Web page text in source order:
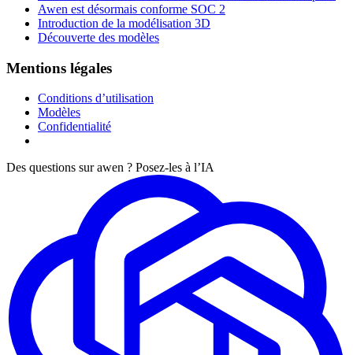
Awen est désormais conforme SOC 2
Introduction de la modélisation 3D
Découverte des modèles
Mentions légales
Conditions d’utilisation
Modèles
Confidentialité
Des questions sur awen ? Posez-les à l’IA